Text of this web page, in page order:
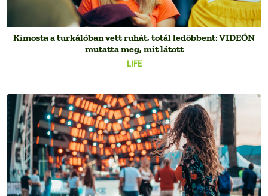
LIFE
Kimosta a turkálóban vett ruhát, totál ledöbbent: VIDEÓN
mutatta meg, mit látott